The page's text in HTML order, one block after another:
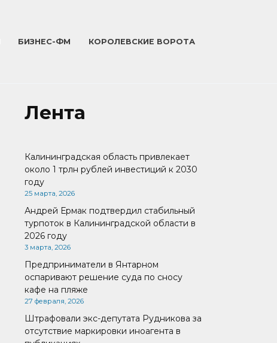
БИЗНЕС-ФМ КОРОЛЕВСКИЕ ВОРОТА
Лента
Калининградская область привлекает
около 1 трлн рублей инвестиций к 2030
году
25 марта, 2026
Андрей Ермак подтвердил стабильный
турпоток в Калининградской области в
2026 году
3 марта, 2026
Предприниматели в Янтарном
оспаривают решение суда по сносу
кафе на пляже
27 февраля, 2026
Штрафовали экс-депутата Рудникова за
отсутствие маркировки иноагента в